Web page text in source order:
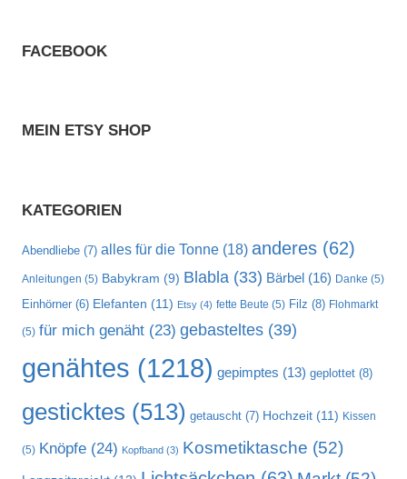
FACEBOOK
MEIN ETSY SHOP
KATEGORIEN
Abendliebe (7) alles für die Tonne (18) anderes (62)
Anleitungen (5) Babykram (9) Blabla (33) Bärbel (16) Danke (5)
Einhörner (6) Elefanten (11) Etsy (4) fette Beute (5) Filz (8) Flohmarkt
(5) für mich genäht (23) gebasteltes (39)
genähtes (1218) gepimptes (13) geplottet (8)
gesticktes (513) getauscht (7) Hochzeit (11) Kissen
(5) Knöpfe (24) Kopfband (3) Kosmetiktasche (52)